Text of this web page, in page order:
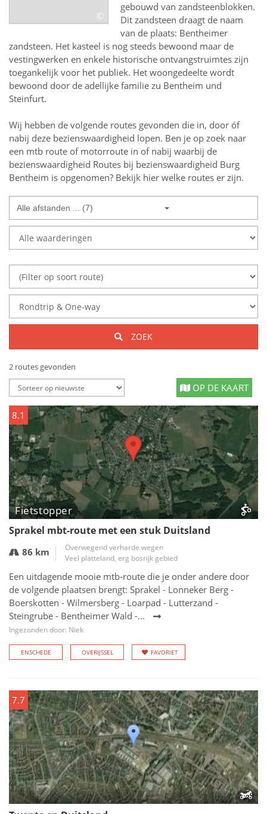
©
gebouwd van zandsteenblokken.
Dit zandsteen draagt de naam
van de plaats: Bentheimer
zandsteen. Het kasteel is nog steeds bewoond maar de
vestingwerken en enkele historische ontvangstruimtes zijn
toegankelijk voor het publiek. Het woongedeelte wordt
bewoond door de adellijke familie zu Bentheim und
Steinfurt.
Wij hebben de volgende routes gevonden die in, door óf
nabij deze bezienswaardigheid lopen. Ben je op zoek naar
een mtb route of motorroute in of nabij waarbij de
bezienswaardigheid Routes bij bezienswaardigheid Burg
Bentheim is opgenomen? Bekijk hier welke routes er zijn.
Alle afstanden ... (7)
ZOEK
2 routes gevonden
OP DE KAART
8.1
Fietstopper
Sprakel mbt-route met een stuk Duitsland
86 km
Overwegend verharde wegen
Veel platteland, erg bosrijk gebied
Een uitdagende mooie mtb-route die je onder andere door
de volgende plaatsen brengt: Sprakel - Lonneker Berg -
Boerskotten - Wilmersberg - Loarpad - Lutterzand -
Steingrube - Bentheimer Wald -...
Ingezonden door: Niek
ENSCHEDE OVERIJSSEL FAVORIET
7.7